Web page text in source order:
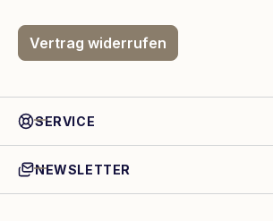
Vertrag widerrufen
SERVICE
NEWSLETTER